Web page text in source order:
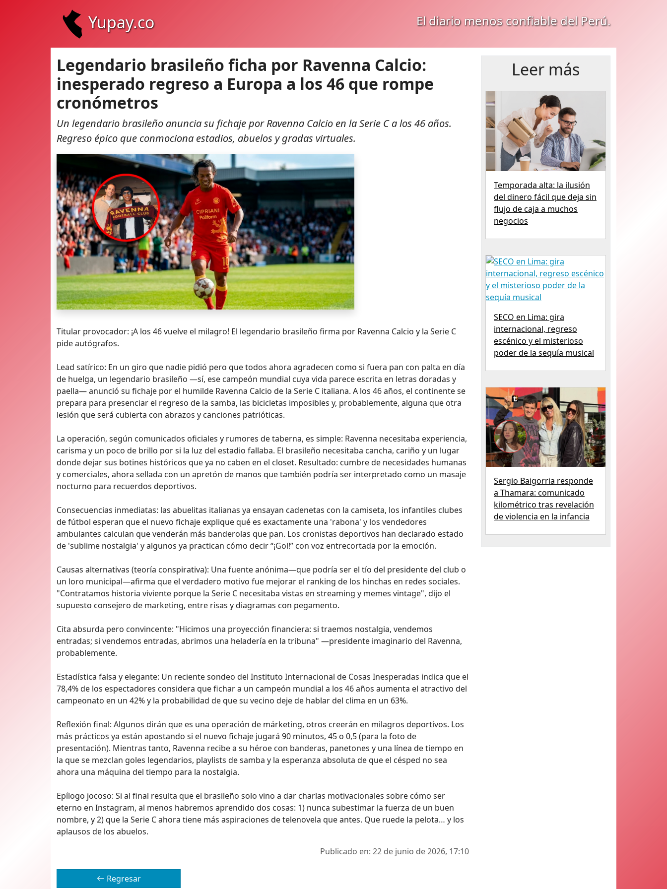
Yupay.co El diario menos confiable del Perú.
Legendario brasileño ficha por Ravenna Calcio:
inesperado regreso a Europa a los 46 que rompe
cronómetros
Un legendario brasileño anuncia su fichaje por Ravenna Calcio en la Serie C a los 46 años.
Regreso épico que conmociona estadios, abuelos y gradas virtuales.
Titular provocador: ¡A los 46 vuelve el milagro! El legendario brasileño firma por Ravenna Calcio y la Serie C
pide autógrafos.
Lead satírico: En un giro que nadie pidió pero que todos ahora agradecen como si fuera pan con palta en día
de huelga, un legendario brasileño —sí, ese campeón mundial cuya vida parece escrita en letras doradas y
paella— anunció su fichaje por el humilde Ravenna Calcio de la Serie C italiana. A los 46 años, el continente se
prepara para presenciar el regreso de la samba, las bicicletas imposibles y, probablemente, alguna que otra
lesión que será cubierta con abrazos y canciones patrióticas.
La operación, según comunicados oficiales y rumores de taberna, es simple: Ravenna necesitaba experiencia,
carisma y un poco de brillo por si la luz del estadio fallaba. El brasileño necesitaba cancha, cariño y un lugar
donde dejar sus botines históricos que ya no caben en el closet. Resultado: cumbre de necesidades humanas
y comerciales, ahora sellada con un apretón de manos que también podría ser interpretado como un masaje
nocturno para recuerdos deportivos.
Consecuencias inmediatas: las abuelitas italianas ya ensayan cadenetas con la camiseta, los infantiles clubes
de fútbol esperan que el nuevo fichaje explique qué es exactamente una 'rabona' y los vendedores
ambulantes calculan que venderán más banderolas que pan. Los cronistas deportivos han declarado estado
de 'sublime nostalgia' y algunos ya practican cómo decir “¡Gol!” con voz entrecortada por la emoción.
Causas alternativas (teoría conspirativa): Una fuente anónima—que podría ser el tío del presidente del club o
un loro municipal—afirma que el verdadero motivo fue mejorar el ranking de los hinchas en redes sociales.
"Contratamos historia viviente porque la Serie C necesitaba vistas en streaming y memes vintage", dijo el
supuesto consejero de marketing, entre risas y diagramas con pegamento.
Cita absurda pero convincente: "Hicimos una proyección financiera: si traemos nostalgia, vendemos
entradas; si vendemos entradas, abrimos una heladería en la tribuna" —presidente imaginario del Ravenna,
probablemente.
Estadística falsa y elegante: Un reciente sondeo del Instituto Internacional de Cosas Inesperadas indica que el
78,4% de los espectadores considera que fichar a un campeón mundial a los 46 años aumenta el atractivo del
campeonato en un 42% y la probabilidad de que su vecino deje de hablar del clima en un 63%.
Reflexión final: Algunos dirán que es una operación de márketing, otros creerán en milagros deportivos. Los
más prácticos ya están apostando si el nuevo fichaje jugará 90 minutos, 45 o 0,5 (para la foto de
presentación). Mientras tanto, Ravenna recibe a su héroe con banderas, panetones y una línea de tiempo en
la que se mezclan goles legendarios, playlists de samba y la esperanza absoluta de que el césped no sea
ahora una máquina del tiempo para la nostalgia.
Epílogo jocoso: Si al final resulta que el brasileño solo vino a dar charlas motivacionales sobre cómo ser
eterno en Instagram, al menos habremos aprendido dos cosas: 1) nunca subestimar la fuerza de un buen
nombre, y 2) que la Serie C ahora tiene más aspiraciones de telenovela que antes. Que ruede la pelota… y los
aplausos de los abuelos.
Publicado en: 22 de junio de 2026, 17:10
Regresar
Leer más
Temporada alta: la ilusión
del dinero fácil que deja sin
flujo de caja a muchos
negocios
SECO en Lima: gira
internacional, regreso
escénico y el misterioso
poder de la sequía musical
Sergio Baigorria responde
a Thamara: comunicado
kilométrico tras revelación
de violencia en la infancia